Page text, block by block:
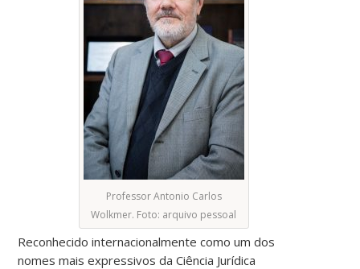
Professor Antonio Carlos
Wolkmer. Foto: arquivo pessoal
Reconhecido internacionalmente como um dos
nomes mais expressivos da Ciência Jurídica